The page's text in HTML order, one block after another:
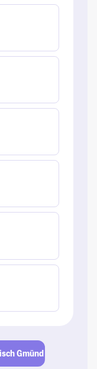
Gmünd